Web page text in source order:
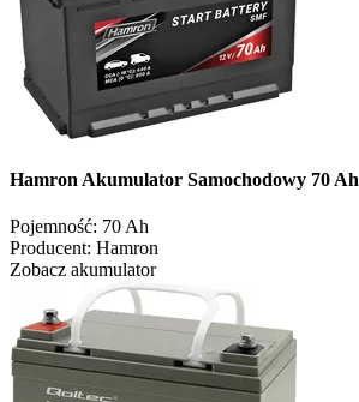
Hamron Akumulator Samochodowy 70 Ah
Pojemność: 70 Ah
Producent: Hamron
Zobacz akumulator